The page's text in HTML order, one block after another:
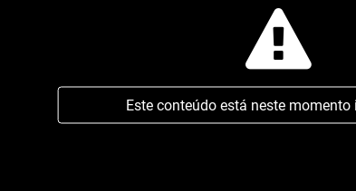
Este conteúdo está neste